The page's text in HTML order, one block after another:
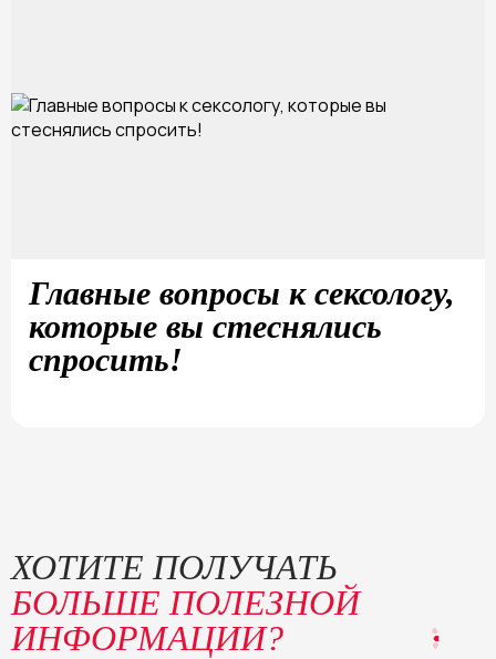
Главные вопросы к сексологу,
которые вы стеснялись
спросить!
ХОТИТЕ ПОЛУЧАТЬ
БОЛЬШЕ ПОЛЕЗНОЙ
ИНФОРМАЦИИ?